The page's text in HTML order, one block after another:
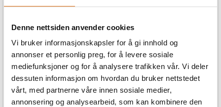
Denne nettsiden anvender cookies
Vi bruker informasjonskapsler for å gi innhold og
annonser et personlig preg, for å levere sosiale
mediefunksjoner og for å analysere trafikken vår. Vi deler
dessuten informasjon om hvordan du bruker nettstedet
vårt, med partnerne våre innen sosiale medier,
annonsering og analysearbeid, som kan kombinere den
MADEIRA Cut Away
Stabilizer Super Film
30 cm - 5M rull
MADEIRA Tear Away
Stabilizer Cotton Soft
50 cm bredde. 100 m/rull.
956,-